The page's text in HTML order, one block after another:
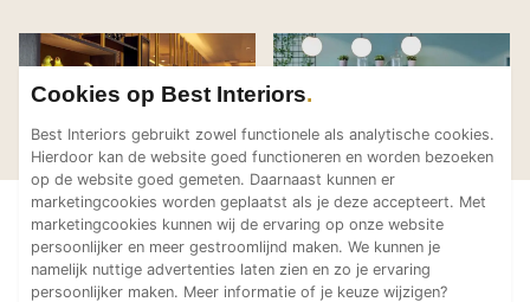
Audio/Video
Thuisbioscoop
Domotica
Mirror TV
Fitnessapparatuur
Wifi
Overig
Van der Valk Hotel
Ridderkerk
Cookies op Best Interiors
Best Interiors gebruikt zowel functionele als analytische cookies.
Hierdoor kan de website goed functioneren en worden bezoeken
op de website goed gemeten. Daarnaast kunnen er
marketingcookies worden geplaatst als je deze accepteert. Met
marketingcookies kunnen wij de ervaring op onze website
persoonlijker en meer gestroomlijnd maken. We kunnen je
namelijk nuttige advertenties laten zien en zo je ervaring
persoonlijker maken. Meer informatie of je keuze wijzigen?